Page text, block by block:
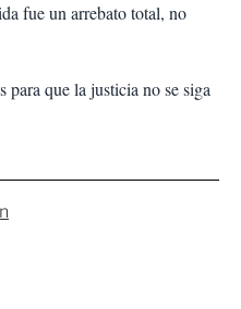
fue un arrebato total, no
para que la justicia no se siga